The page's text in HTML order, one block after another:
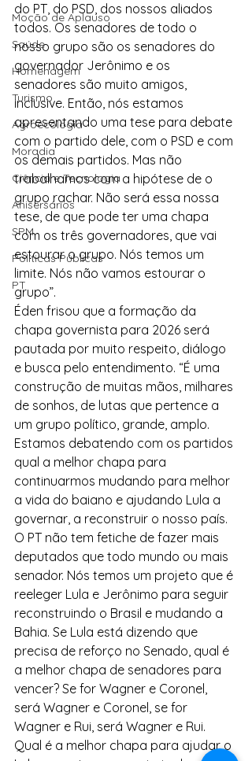
Moção de Aplauso
Saúde
Homenagem
Turismo
Agroecologia
Moradia
Ciência e Tecnologia
Anisersários
SPM
Políticas Públicas
PT
do PT, do PSD, dos nossos aliados
todos. Os senadores de todo o
nosso grupo são os senadores do
governador Jerônimo e os
senadores são muito amigos,
inclusive. Então, nós estamos
apresentando uma tese para debate
com o partido dele, com o PSD e com
os demais partidos. Mas não
trabalhamos com a hipótese de o
grupo rachar. Não será essa nossa
tese, de que pode ter uma chapa
com os três governadores, que vai
estourar o grupo. Nós temos um
limite. Nós não vamos estourar o
grupo”.
Éden frisou que a formação da
chapa governista para 2026 será
pautada por muito respeito, diálogo
e busca pelo entendimento. “É uma
construção de muitas mãos, milhares
de sonhos, de lutas que pertence a
um grupo político, grande, amplo.
Estamos debatendo com os partidos
qual a melhor chapa para
continuarmos mudando para melhor
a vida do baiano e ajudando Lula a
governar, a reconstruir o nosso país.
O PT não tem fetiche de fazer mais
deputados que todo mundo ou mais
senador. Nós temos um projeto que é
reeleger Lula e Jerônimo para seguir
reconstruindo o Brasil e mudando a
Bahia. Se Lula está dizendo que
precisa de reforço no Senado, qual é
a melhor chapa de senadores para
vencer? Se for Wagner e Coronel,
será Wagner e Coronel, se for
Wagner e Rui, será Wagner e Rui.
Qual é a melhor chapa para ajudar o